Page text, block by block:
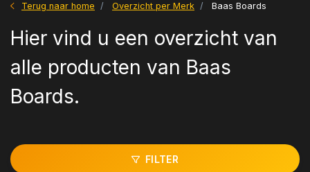
Terug naar home Overzicht per Merk Baas Boards
Hier vind u een overzicht van
alle producten van Baas
Boards.
FILTER